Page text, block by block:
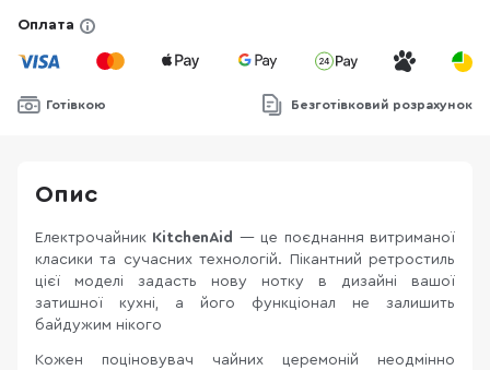
Оплата
Готівкою Безготівковий розрахунок
Опис
Електрочайник KitchenAid — це поєднання витриманої
класики та сучасних технологій. Пікантний ретростиль
цієї моделі задасть нову нотку в дизайні вашої
затишної кухні, а його функціонал не залишить
байдужим нікого
Кожен поціновувач чайних церемоній неодмінно